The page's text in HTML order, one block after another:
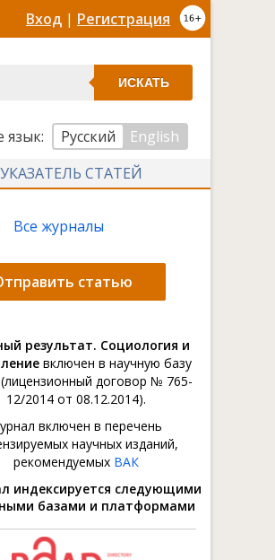
Вход | Регистрация
ИСКАТЬ
язык: Русский
English
УКАЗАТЕЛЬ СТАТЕЙ
Все журналы
статью
результат. Социология и
включен в научную базу
договор № 765-
12/2014 от 08.12.2014).
включен в перечень
научных изданий,
рекомендуемых ВАК
индексируется следующими
базами и платформами